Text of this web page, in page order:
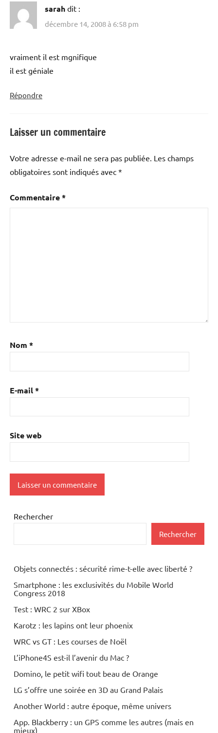
sarah dit :
décembre 14, 2008 à 6:58 pm
vraiment il est mgnifique
il est géniale
Répondre
Laisser un commentaire
Votre adresse e-mail ne sera pas publiée. Les champs
obligatoires sont indiqués avec *
Commentaire*
Nom *
E-mail*
Site web
Rechercher
Rechercher
Objets connectés : sécurité rime-t-elle avec liberté ?
Smartphone : les exclusivités du Mobile World
Congress 2018
Test : WRC 2 sur XBox
Karotz : les lapins ont leur phoenix
WRC vs GT : Les courses de Noël
L’iPhone4S est-il l’avenir du Mac ?
Domino, le petit wifi tout beau de Orange
LG s’offre une soirée en 3D au Grand Palais
Another World : autre époque, même univers
App. Blackberry : un GPS comme les autres (mais en
mieux)